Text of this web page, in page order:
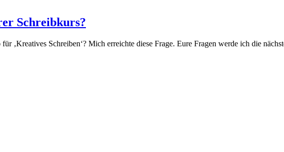
Schreibkurs?
‚Kreatives Schreiben‘? Mich erreichte diese Frage. Eure Fragen werde ich die